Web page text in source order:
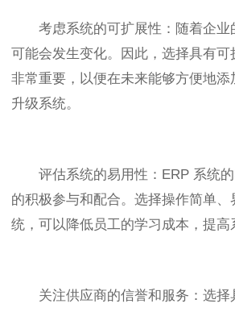
考虑系统的可扩展性：随着企业
可能会发生变化。因此，选择具有
非常重要，以便在未来能够方便地
升级系统。
评估系统的易用性：ERP 系统的
的积极参与和配合。选择操作简单
统，可以降低员工的学习成本，提高
关注供应商的信誉和服务：选择